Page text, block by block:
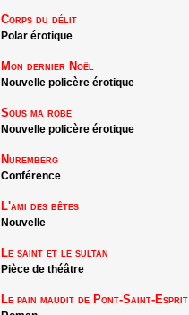
Corps du délit
Polar érotique
Mon dernier Noël
Nouvelle policère érotique
Sous ma robe
Nouvelle policère érotique
Nuremberg
Conférence
L'ami des bêtes
Nouvelle
Le saint et le sultan
Pièce de théâtre
Le pain maudit de Pont-Saint-Esprit